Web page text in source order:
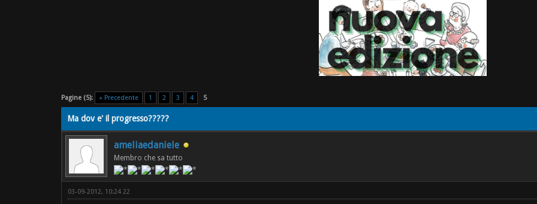
Pagine (5): « Precedente 1 2 3 4 5
Ma dov e' il progresso?????
ameliaedaniele
Membro che sa tutto
03-09-2012, 10:24 22